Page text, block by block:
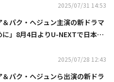
2025/07/31 14:53
＆パク・ヘジュン主演の新ドラマ
に」8月4日よりU-NEXTで日本
2025/07/28 12:43
＆パク・ヘジュンら出演の新ドラ